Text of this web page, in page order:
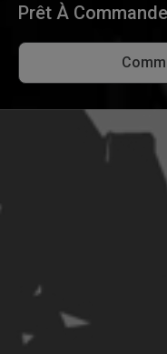
Prêt À